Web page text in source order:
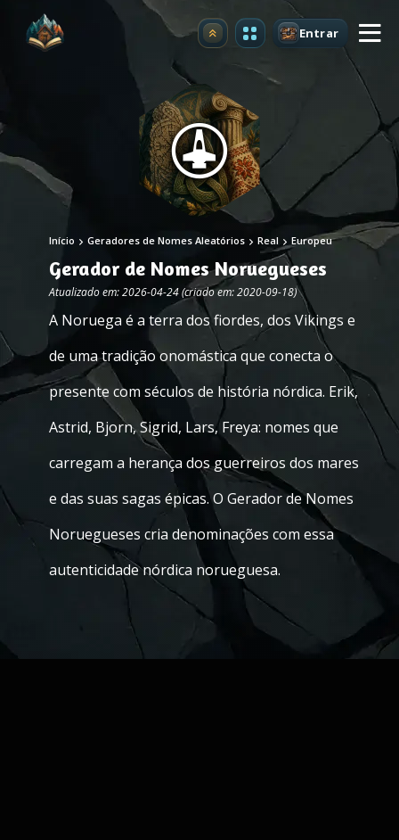
Atualizar Entrar
Início Geradores de Nomes Aleatórios Real Europeu
Gerador de Nomes Noruegueses
Atualizado em: 2026-04-24 (criado em: 2020-09-18)
A Noruega é a terra dos fiordes, dos Vikings e
de uma tradição onomástica que conecta o
presente com séculos de história nórdica. Erik,
Astrid, Bjorn, Sigrid, Lars, Freya: nomes que
carregam a herança dos guerreiros dos mares
e das suas sagas épicas. O Gerador de Nomes
Noruegueses cria denominações com essa
autenticidade nórdica norueguesa.